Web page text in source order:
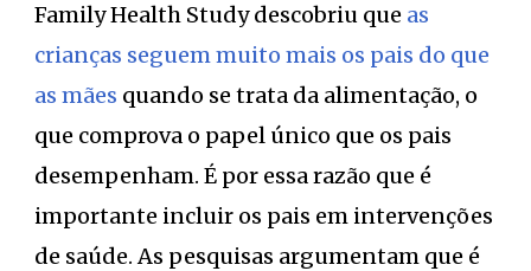
Family Health Study descobriu que as
crianças seguem muito mais os pais do que
as mães quando se trata da alimentação, o
que comprova o papel único que os pais
desempenham. É por essa razão que é
importante incluir os pais em intervenções
de saúde. As pesquisas argumentam que é